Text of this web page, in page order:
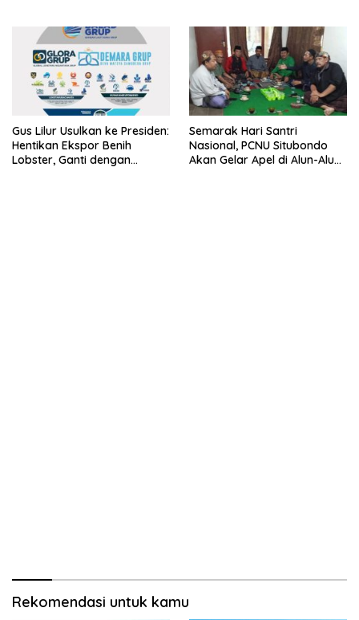
Gus Lilur Usulkan ke Presiden:
Hentikan Ekspor Benih
Lobster, Ganti dengan
Semarak Hari Santri
Nasional, PCNU Situbondo
Akan Gelar Apel di Alun-Alun
Rekomendasi untuk kamu